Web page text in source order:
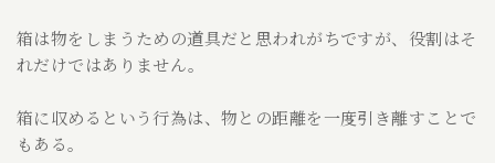
箱は物をしまうための道具だと思われがちですが、役割はそ
れだけではありません。
箱に収めるという行為は、物との距離を一度引き離すことで
もある。